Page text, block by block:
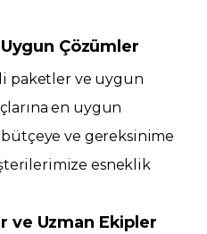
Çözümler
paketler ve uygun
en uygun
bütçeye ve gereksinime
esneklik
ve Uzman Ekipler